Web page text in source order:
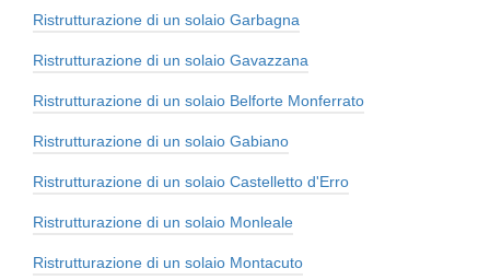
Ristrutturazione di un solaio Garbagna
Ristrutturazione di un solaio Gavazzana
Ristrutturazione di un solaio Belforte Monferrato
Ristrutturazione di un solaio Gabiano
Ristrutturazione di un solaio Castelletto d'Erro
Ristrutturazione di un solaio Monleale
Ristrutturazione di un solaio Montacuto